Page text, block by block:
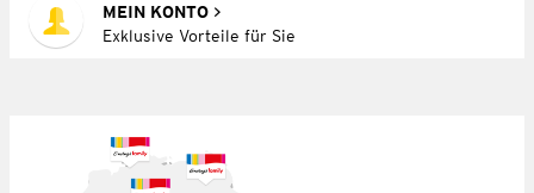
MEIN KONTO
Exklusive Vorteile für Sie